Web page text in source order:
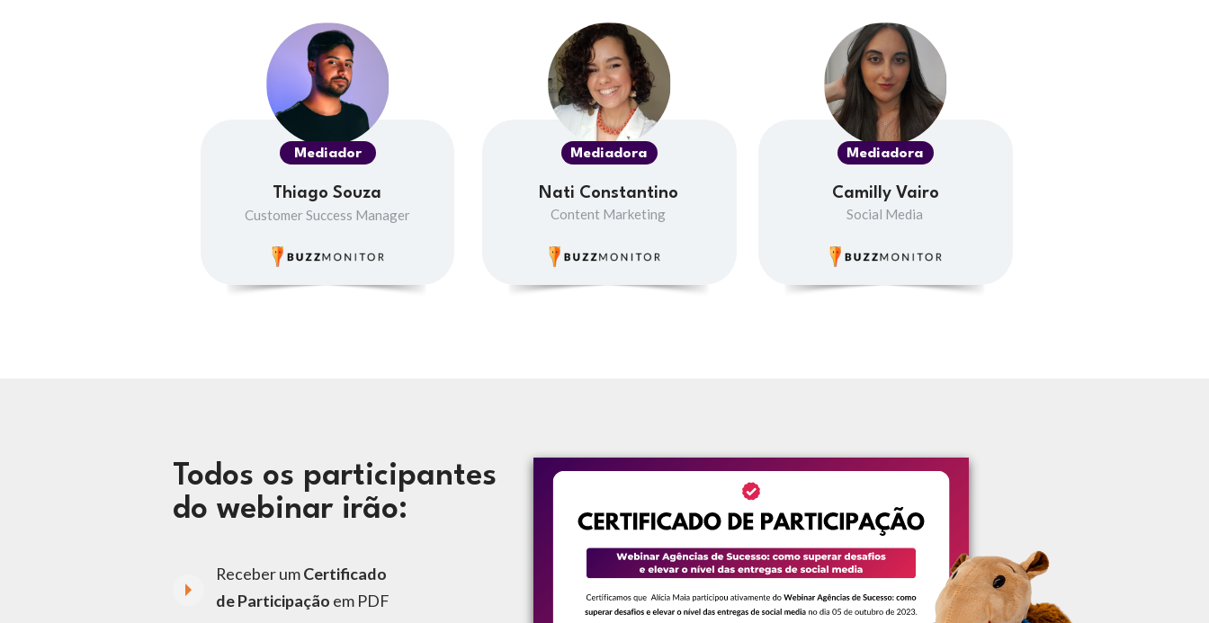
Thiago Souza
Customer Success Manager
Mediador
Nati Constantino
Content Marketing
Mediadora
Camilly Vairo
Social Media
Mediadora
Todos os participantes
do webinar irão:
Receber um Certificado
de Participação em PDF